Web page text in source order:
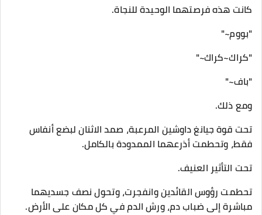
كانت هذه فرصتهما الوحيدة للنجاة.
"بووم~"
"كراك~كراك~"
"باف~"
ومع ذلك.
تحت قوة جيانغ داوشين المرعبة، صمد الاثنان لبضع أنفاس
فقط، وتحطمت أذرعهما الممدودة بالكامل.
تحت التأثير العنيف.
تحطمت رؤوس القائدين وانفجرت، وتحول نصف جسديهما
مباشرة إلى ضباب دم، ورش الدم في كل مكان على الأرض.